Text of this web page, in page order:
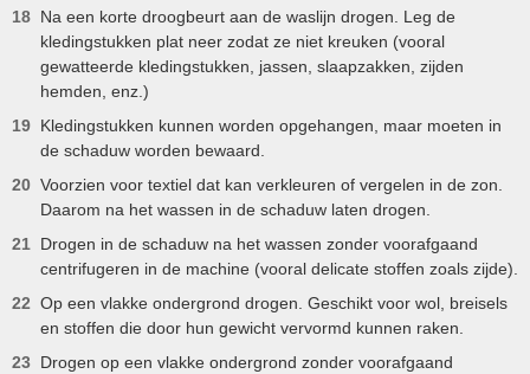
Na een korte droogbeurt aan de waslijn drogen. Leg de
kledingstukken plat neer zodat ze niet kreuken (vooral
gewatteerde kledingstukken, jassen, slaapzakken, zijden
hemden, enz.)
Kledingstukken kunnen worden opgehangen, maar moeten in
de schaduw worden bewaard.
Voorzien voor textiel dat kan verkleuren of vergelen in de zon.
Daarom na het wassen in de schaduw laten drogen.
Drogen in de schaduw na het wassen zonder voorafgaand
centrifugeren in de machine (vooral delicate stoffen zoals zijde).
Op een vlakke ondergrond drogen. Geschikt voor wol, breisels
en stoffen die door hun gewicht vervormd kunnen raken.
Drogen op een vlakke ondergrond zonder voorafgaand